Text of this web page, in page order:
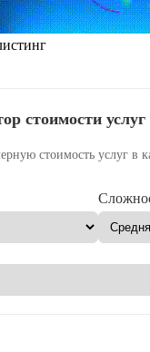
стоимости услуг
стоимость услуг в